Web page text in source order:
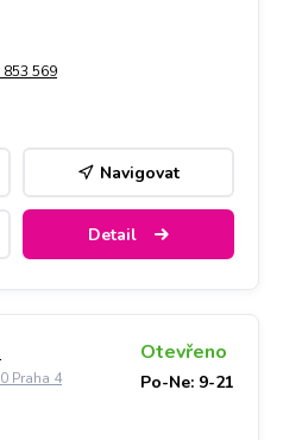
853 569
Navigovat
Detail
Praha 4
Otevřeno
Po-Ne: 9-21